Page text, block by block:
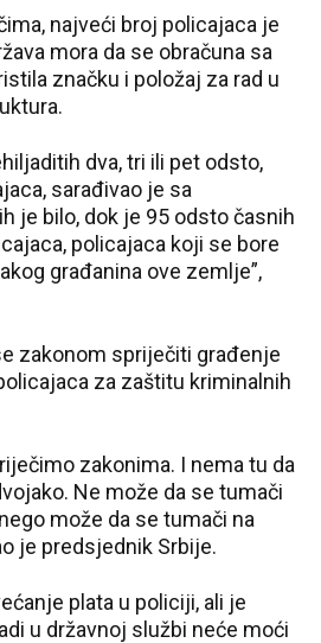
najveći broj policajaca je
mora da se obračuna sa
značku i položaj za rad u
dva, tri ili pet odsto,
sarađivao je sa
je bilo, dok je 95 odsto časnih
policajaca koji se bore
građanina ove zemlje”,
zakonom spriječiti građenje
za zaštitu kriminalnih
zakonima. I nema tu da
Ne može da se tumači
može da se tumači na
je predsjednik Srbije.
plata u policiji, ali je
u državnoj službi neće moći